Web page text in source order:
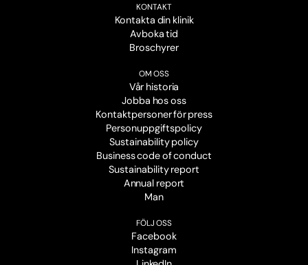
KONTAKT
Kontakta din klinik
Avboka tid
Broschyrer
OM OSS
Vår historia
Jobba hos oss
Kontaktpersoner för press
Personuppgiftspolicy
Sustainability policy
Business code of conduct
Sustainability report
Annual report
Man
FÖLJ OSS
Facebook
Instagram